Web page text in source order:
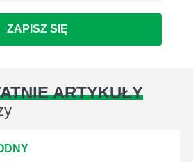
ZAPISZ SIĘ
ARTYKUŁY